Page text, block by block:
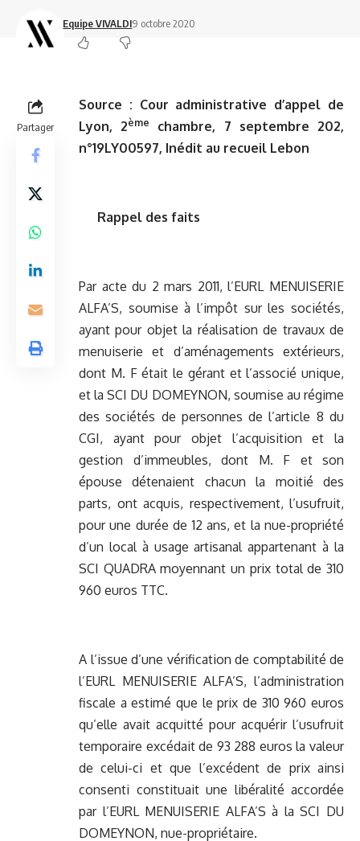
Equipe VIVALDI9 octobre 2020
Partager
Source : Cour administrative d’appel de
Lyon, 2ème
chambre, 7 septembre 202,
n°19LY00597, Inédit au recueil Lebon
Rappel des faits
Par acte du 2 mars 2011, l’EURL MENUISERIE
ALFA’S, soumise à l’impôt sur les sociétés,
ayant pour objet la réalisation de travaux de
menuiserie et d’aménagements extérieurs,
dont M. F était le gérant et l’associé unique,
et la SCI DU DOMEYNON, soumise au régime
des sociétés de personnes de l’article 8 du
CGI, ayant pour objet l’acquisition et la
gestion d’immeubles, dont M. F et son
épouse détenaient chacun la moitié des
parts, ont acquis, respectivement, l’usufruit,
pour une durée de 12 ans, et la nue-propriété
d’un local à usage artisanal appartenant à la
SCI QUADRA moyennant un prix total de 310
960 euros TTC.
A l’issue d’une vérification de comptabilité de
l’EURL MENUISERIE ALFA’S, l’administration
fiscale a estimé que le prix de 310 960 euros
qu’elle avait acquitté pour acquérir l’usufruit
temporaire excédait de 93 288 euros la valeur
de celui-ci et que l’excédent de prix ainsi
consenti constituait une libéralité accordée
par l’EURL MENUISERIE ALFA’S à la SCI DU
DOMEYNON, nue-propriétaire.